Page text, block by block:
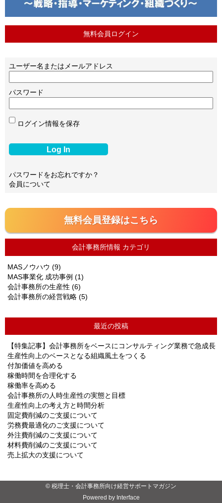
無料会員ログイン
ユーザー名またはメールアドレス
パスワード
ログイン情報を保存
パスワードをお忘れですか？
会員について
無料会員登録はこちら
会計事務所情報 カテゴリ
MASノウハウ (9)
MAS事業化 成功事例 (1)
会計事務所の生産性 (6)
会計事務所の経営戦略 (5)
最近の投稿
【特集記事】会計事務所をベースにコンサルティング業務で急成長
生産性向上のベースとなる組織風土をつくる
付加価値を高める
稼働時間を合理化する
稼働率を高める
会計事務所の人時生産性の実態と目標
生産性向上の考え方と時間分析
固定費削減のご支援について
労務費最適化のご支援について
外注費削減のご支援について
材料費削減のご支援について
売上拡大の支援について
© 税理士・会計事務所向け経営サポートマガジン
Powered by Interface